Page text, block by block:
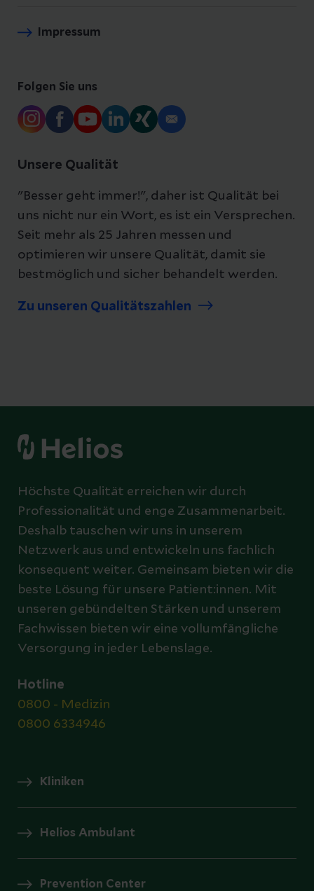
Impressum
Folgen Sie uns
Unsere Qualität
"Besser geht immer!", daher ist Qualität bei
uns nicht nur ein Wort, es ist ein Versprechen.
Seit mehr als 25 Jahren messen und
optimieren wir unsere Qualität, damit sie
bestmöglich und sicher behandelt werden.
Zu unseren Qualitätszahlen
Höchste Qualität erreichen wir durch
Professionalität und enge Zusammenarbeit.
Deshalb tauschen wir uns in unserem
Netzwerk aus und entwickeln uns fachlich
konsequent weiter. Gemeinsam bieten wir die
beste Lösung für unsere Patient:innen. Mit
unseren gebündelten Stärken und unserem
Fachwissen bieten wir eine vollumfängliche
Versorgung in jeder Lebenslage.
Hotline
0800 - Medizin
0800 6334946
Kliniken
Helios Ambulant
Prevention Center